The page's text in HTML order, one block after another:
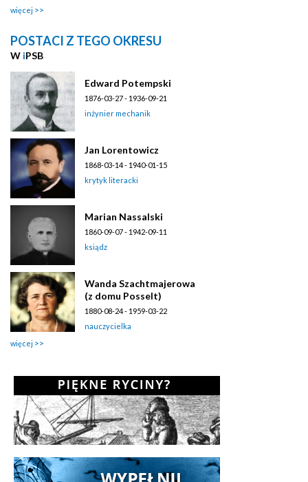
więcej
POSTACI Z TEGO OKRESU
W iPSB
Edward Potempski
1876-03-27 - 1936-09-21
inżynier mechanik
Jan Lorentowicz
1868-03-14 - 1940-01-15
krytyk literacki
Marian Nassalski
1860-09-07 - 1942-09-11
ksiądz
Wanda Szachtmajerowa
(z domu Posselt)
1880-08-24 - 1959-03-22
nauczycielka
więcej